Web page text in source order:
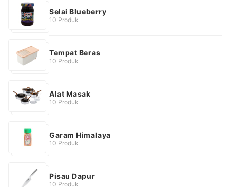
Selai Blueberry
10 Produk
Tempat Beras
10 Produk
Alat Masak
10 Produk
Garam Himalaya
10 Produk
Pisau Dapur
10 Produk